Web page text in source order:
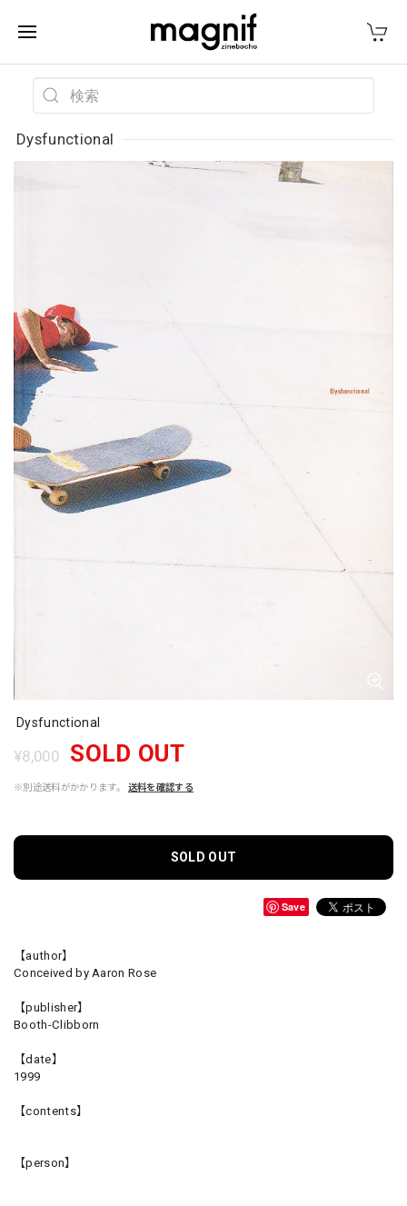
Dysfunctional
Dysfunctional
¥8,000 SOLD OUT
※別途送料がかかります。 送料を確認する
SOLD OUT
Save
【author】
Conceived by Aaron Rose
【publisher】
Booth-Clibborn
【date】
1999
【contents】
【person】